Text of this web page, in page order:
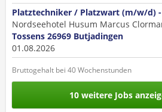
Platztechniker / Platzwart (m/w/d) -
Nordseehotel Husum Marcus
Tossens 26969 Butjadingen
01.08.2026
Bruttogehalt bei 40 Wochenstunden
10 weitere Jobs